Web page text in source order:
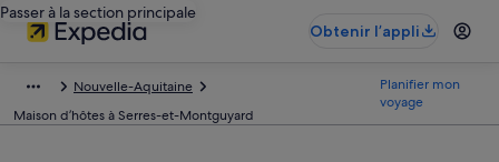
Passer à la section principale
Obtenir l’appli
Nouvelle-Aquitaine
Maison d’hôtes à Serres-et-Montguyard
Planifier mon
voyage